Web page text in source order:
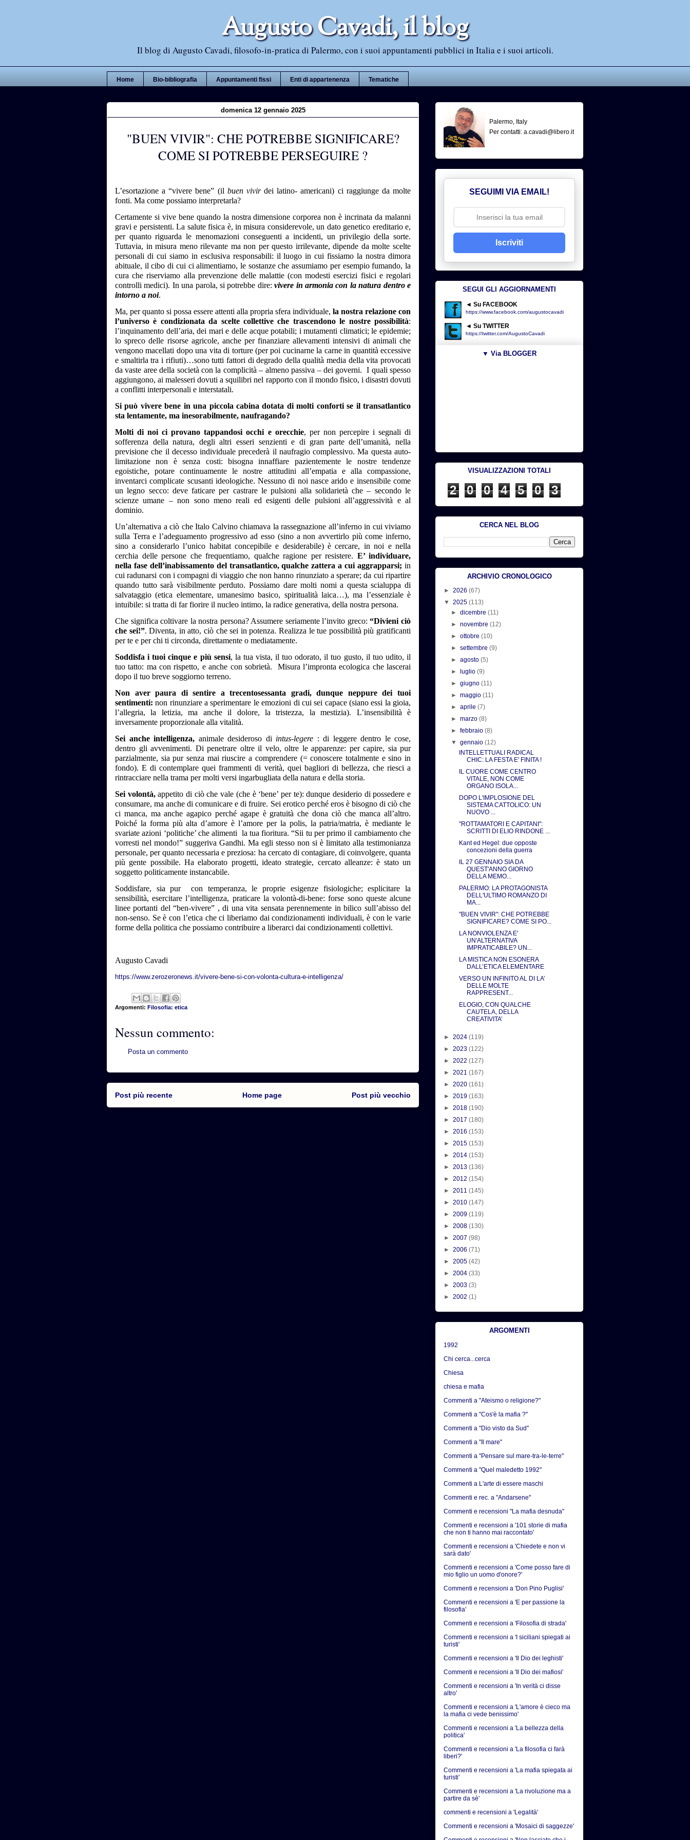
Augusto Cavadi, il blog
Il blog di Augusto Cavadi, filosofo-in-pratica di Palermo, con i suoi appuntamenti pubblici in Italia e i suoi articoli.
Home Bio-bibliografia Appuntamenti fissi Enti di appartenenza Tematiche
domenica 12 gennaio 2025
"BUEN VIVIR": CHE POTREBBE SIGNIFICARE?
COME SI POTREBBE PERSEGUIRE ?
L’esortazione a “vivere bene” (il buen vivirdei latino- americani) ci raggiunge da molte
fonti. Ma come possiamo interpretarla?
Certamente si vive bene quando la nostra dimensione corporea non è incrinata da malanni
gravi e persistenti. La salute fisica è, in misura considerevole, un dato genetico ereditario e,
per quanto riguarda le menomazioni conseguenti a incidenti, un privilegio della sorte.
Tuttavia, in misura meno rilevante ma non per questo irrilevante, dipende da molte scelte
personali di cui siamo in esclusiva responsabili: il luogo in cui fissiamo la nostra dimora
abituale, il cibo di cui ci alimentiamo, le sostanze che assumiamo per esempio fumando, la
cura che riserviamo alla prevenzione delle malattie (con modesti esercizi fisici e regolari
controlli medici). In una parola, si potrebbe dire:vivere in armonia con la natura dentro e
intorno a noi.
Ma, per quanto si possa essere attenti alla propria sfera individuale, la nostra relazione con
l’universo è condizionata da scelte collettive che trascendono le nostre possibilità:
l’inquinamento dell’aria, dei mari e delle acque potabili; i mutamenti climatici; le epidemie;
lo spreco delle risorse agricole, anche per finanziare allevamenti intensivi di animali che
vengono macellati dopo una vita di torture (per poi cucinarne la carne in quantità eccessive
e smaltirla tra i rifiuti)…sono tutti fattori di degrado della qualità media della vita provocati
da vaste aree della società con la complicità – almeno passiva – dei governi. I quali spesso
aggiungono, ai malesseri dovuti a squilibri nel rapporto con il mondo fisico, i disastri dovuti
a conflitti interpersonali e interstatali.
Si può vivere bene in una piccola cabina dotata di molti conforti se il transatlantico
sta lentamente, ma inesorabilmente, naufragando?
Molti di noi ci provano tappandosi occhi e orecchie, per non percepire i segnali di
sofferenza della natura, degli altri esseri senzienti e di gran parte dell’umanità, nella
previsione che il decesso individuale precederà il naufragio complessivo. Ma questa auto-
limitazione non è senza costi: bisogna innaffiare pazientemente le nostre tendenze
egoistiche, potare continuamente le nostre attitudini all’empatia e alla compassione,
inventarci complicate scusanti ideologiche. Nessuno di noi nasce arido e insensibile come
un legno secco: deve faticare per castrare le pulsioni alla solidarietà che – secondo le
scienze umane – non sono meno reali ed esigenti delle pulsioni all’aggressività e al
dominio.
Un’alternativa a ciò che Italo Calvino chiamava la rassegnazione all’inferno in cui viviamo
sulla Terra e l’adeguamento progressivo ad esso (sino a non avvertirlo più come inferno,
sino a considerarlo l’unico habitat concepibile e desiderabile) è cercare, in noi e nella
cerchia delle persone che frequentiamo, qualche ragione per resistere. E’ individuare,
nella fase dell’inabissamento del transatlantico, qualche zattera a cui aggrapparsi; in
cui radunarsi con i compagni di viaggio che non hanno rinunziato a sperare; da cui ripartire
quando tutto sarà visibilmente perduto. Possiamo dare molti nomi a questa scialuppa di
salvataggio (etica elementare, umanesimo basico, spiritualità laica…), ma l’essenziale è
intuibile: si tratta di far fiorire il nucleo intimo, la radice generativa, della nostra persona.
Che significa coltivare la nostra persona? Assumere seriamente l’invito greco:“Divieni ciò
che sei!”. Diventa, in atto, ciò che sei in potenza. Realizza le tue possibilità più gratificanti
per te e per chi ti circonda, direttamente o mediatamente.
Soddisfa i tuoi cinque e più sensi, la tua vista, il tuo odorato, il tuo gusto, il tuo udito, il
tuo tatto: ma con rispetto, e anche con sobrietà.
Misura l’impronta ecologica che lascerai
dopo il tuo breve soggiorno terreno.
Non aver paura di sentire a trecentosessanta gradi, dunque neppure dei tuoi
sentimenti: non rinunziare a sperimentare le emozioni di cui sei capace (siano essi la gioia,
l’allegria, la letizia, ma anche il dolore, la tristezza, la mestizia). L’insensibilità è
inversamente proporzionale alla vitalità.
Sei anche intelligenza, animale desideroso di intus-legere : di leggere dentro le cose,
dentro gli avvenimenti. Di penetrare oltre il velo, oltre le apparenze: per capire, sia pur
parzialmente, sia pur senza mai riuscire a comprendere (= conoscere totalmente e sino in
fondo). E di contemplare quei frammenti di verità, quei bagliori di bellezza, che riesci a
rintracciare nella trama per molti versi ingarbugliata della natura e della storia.
Sei volontà,appetito di ciò che vale (che è ‘bene’ per te): dunque desiderio di possedere e
consumare, ma anche di comunicare e di fruire. Sei erotico perché eros è bisogno di ciò che
ci manca, ma anche agapico perché agape è gratuità che dona ciò che manca all’altro.
Poiché la forma più alta d’amore è l’amore per la polis, la patria/matria, è mediante le
svariate azioni ‘politiche’ che alimenti la tua fioritura. “Sii tu per primo il cambiamento che
vorresti nel mondo!” suggeriva Gandhi. Ma egli stesso non si è limitato alla testimonianza
personale, per quanto necessaria e preziosa: ha cercato di contagiare, di coinvolgere, quanta
più gente possibile. Ha elaborato progetti, ideato strategie, cercato alleanze: è stato un
soggetto politicamente instancabile.
Soddisfare, sia pur
con temperanza, le proprie esigenze fisiologiche; esplicitare la
sensibilità, esercitare l’intelligenza, praticare la volontà-di-bene: forse sono queste alcune
linee portanti del “ben-vivere” , di una vita sensata perennemente in bilico sull’abisso del
non-senso. Se è con l’etica che ci liberiamo dai condizionamenti individuali, è con le varie
forme della politica che possiamo contribuire a liberarci dai condizionamenti collettivi.
Augusto Cavadi
https://www.zerozeronews.it/vivere-bene-si-con-volonta-cultura-e-intelligenza/
Argomenti: Filosofia: etica
Nessun commento:
Posta un commento
Post più recente Post più vecchio
Home page
Palermo, Italy
Per contatti: a.cavadi@libero.it
SEGUIMI VIA EMAIL!
Iscriviti
SEGUI GLI AGGIORNAMENTI
◄ Su FACEBOOK
https://www.facebook.com/augustocavadi
◄ Su TWITTER
https://twitter.com/AugustoCavadi
▼ Via BLOGGER
VISUALIZZAZIONI TOTALI
2 0 0 4 5 0 3
CERCA NEL BLOG
ARCHIVIO CRONOLOGICO
► 2026 (67)
▼ 2025 (113)
►dicembre(11)
►novembre(12)
►ottobre(10)
►settembre(9)
►agosto(5)
►
luglio(9)
►giugno(11)
►maggio(11)
►aprile(7)
►marzo(8)
►febbraio(8)
▼gennaio(12)
INTELLETTUALI RADICAL
CHIC: LA FESTA E' FINITA !
IL CUORE COME CENTRO
VITALE, NON COME
ORGANO ISOLA...
DOPO L'IMPLOSIONE DEL
SISTEMA CATTOLICO: UN
NUOVO ...
"ROTTAMATORI E CAPITANI":
SCRITTI DI ELIO RINDONE ...
Kant ed Hegel: due opposte
concezioni della guerra
IL 27 GENNAIO SIA DA
QUEST'ANNO GIORNO
DELLA MEMO...
PALERMO: LA PROTAGONISTA
DELL'ULTIMO ROMANZO DI
MA...
"BUEN VIVIR": CHE POTREBBE
SIGNIFICARE? COME SI PO...
LA NONVIOLENZA E'
UN'ALTERNATIVA
IMPRATICABILE? UN...
LA MISTICA NON ESONERA
DALL’ETICA ELEMENTARE
VERSO UN INFINITO AL DI LA’
DELLE MOLTE
RAPPRESENT...
ELOGIO, CON QUALCHE
CAUTELA, DELLA
CREATIVITA’
► 2024 (119)
► 2023 (122)
► 2022 (127)
► 2021 (167)
► 2020 (161)
► 2019 (163)
► 2018 (190)
► 2017 (180)
► 2016 (153)
► 2015 (153)
► 2014 (153)
► 2013 (136)
► 2012 (154)
► 2011 (145)
► 2010 (147)
► 2009 (119)
► 2008 (130)
► 2007 (98)
► 2006 (71)
► 2005 (42)
► 2004 (33)
► 2003 (3)
► 2002 (1)
ARGOMENTI
1992
Chi cerca...cerca
Chiesa
chiesa e mafia
Commenti a "Ateismo o religione?"
Commenti a "Cos'è la mafia ?"
Commenti a "Dio visto da Sud"
Commenti a "Il mare"
Commenti a "Pensare sul mare-tra-le-terre"
Commenti a "Quel maledetto 1992"
Commenti a L'arte di essere maschi
Commenti e rec. a "Andarsene"
Commenti e recensioni "La mafia desnuda"
Commenti e recensioni a '101 storie di mafia
che non ti hanno mai raccontato'
Commenti e recensioni a 'Chiedete e non vi
sarà dato'
Commenti e recensioni a 'Come posso fare di
mio figlio un uomo d'onore?'
Commenti e recensioni a 'Don Pino Puglisi'
Commenti e recensioni a 'E per passione la
filosofia'
Commenti e recensioni a 'Filosofia di strada'
Commenti e recensioni a 'I siciliani spiegati ai
turisti'
Commenti e recensioni a 'Il Dio dei leghisti'
Commenti e recensioni a 'Il Dio dei mafiosi'
Commenti e recensioni a 'In verità ci disse
altro'
Commenti e recensioni a 'L'amore è cieco ma
la mafia ci vede benissimo'
Commenti e recensioni a 'La bellezza della
politica'
Commenti e recensioni a 'La filosofia ci farà
liberi?'
Commenti e recensioni a 'La mafia spiegata ai
turisti'
Commenti e recensioni a 'La rivoluzione ma a
partire da sè'
commenti e recensioni a 'Legalità'
Commenti e recensioni a 'Mosaici di saggezze'